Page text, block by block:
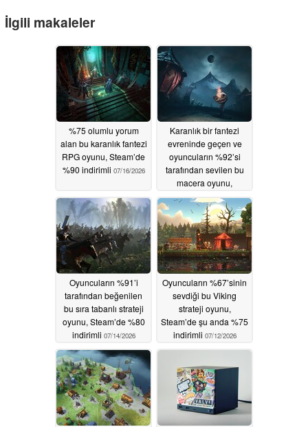
İlgili makaleler
%75 olumlu yorum
alan bu karanlık fantezi
RPG oyunu, Steam’de
%90 indirimli 07/16/2026
Karanlık bir fantezi
evreninde geçen ve
oyuncuların %92’si
tarafından sevilen bu
macera oyunu,
Steam’de %50 indirimli
07/15/2026
Oyuncuların %91’i
tarafından beğenilen
bu sıra tabanlı strateji
oyunu, Steam’de %80
indirimli 07/14/2026
Oyuncuların %67’sinin
sevdiği bu Viking
strateji oyunu,
Steam’de şu anda %75
indirimli 07/12/2026